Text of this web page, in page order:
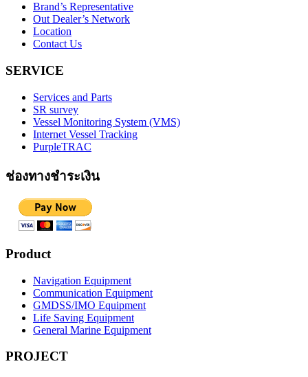
Brand’s Representative
Out Dealer’s Network
Location
Contact Us
SERVICE
Services and Parts
SR survey
Vessel Monitoring System (VMS)
Internet Vessel Tracking
PurpleTRAC
ช่องทางชำระเงิน
Product
Navigation Equipment
Communication Equipment
GMDSS/IMO Equipment
Life Saving Equipment
General Marine Equipment
PROJECT